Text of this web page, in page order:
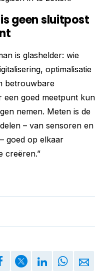
geen sluitpost
is glashelder: wie
optimalisatie
betrouwbare
een goed meetpunt kun
nemen. Meten is de
– van sensoren en
goed op elkaar
creëren.”